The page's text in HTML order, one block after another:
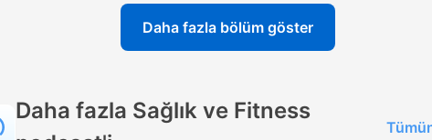
Daha fazla bölüm göster
Daha fazla Sağlık ve Fitness